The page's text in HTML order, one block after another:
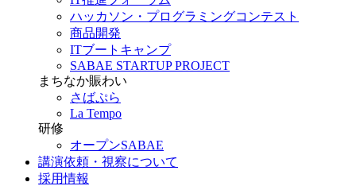
ハッカソン・プログラミングコンテスト
商品開発
ITブートキャンプ
SABAE STARTUP PROJECT
まちなか賑わい
さばぷら
La Tempo
研修
オープンSABAE
講演依頼・視察について
採用情報